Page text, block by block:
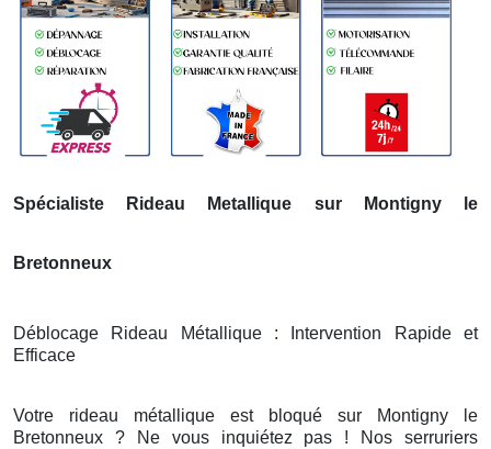
Spécialiste Rideau Metallique sur Montigny le
Bretonneux
Déblocage Rideau Métallique : Intervention Rapide et
Efficace
Votre rideau métallique est bloqué sur Montigny le
Bretonneux ? Ne vous inquiétez pas ! Nos serruriers